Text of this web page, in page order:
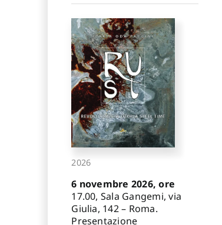
2026
6 novembre 2026, ore
17.00, Sala Gangemi, via
Giulia, 142 – Roma.
Presentazione